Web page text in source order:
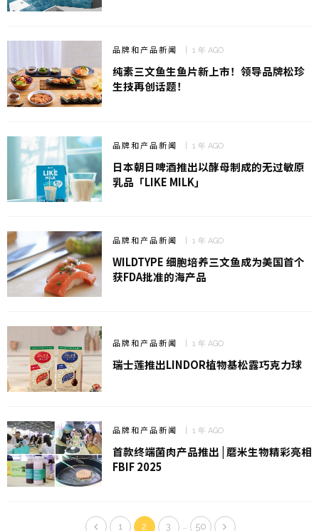
品牌和产品新闻 1 年 AGO
纯素三文鱼生鱼片新上市！领导品牌松珍
生技再创话题！
品牌和产品新闻 1 年 AGO
日本朝日啤酒推出以酵母制成的无过敏原
乳品「LIKE MILK」
品牌和产品新闻 1 年 AGO
WILDTYPE 细胞培养三文鱼成为美国首个
获FDA批准的海产品
品牌和产品新闻 1 年 AGO
瑞士莲推出LINDOR植物基松露巧克力球
品牌和产品新闻 1 年 AGO
首款终端菌肉产品推出 | 蘑米生物精彩亮相
FBIF 2025
1 2 3 50